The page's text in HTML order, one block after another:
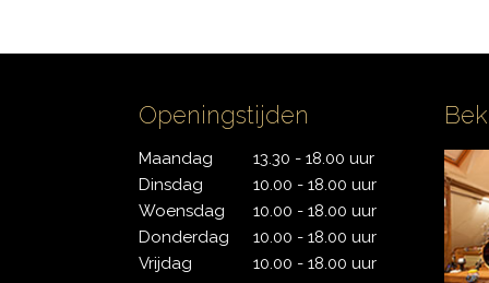
Sonor
Yamaha
Openingstijden
Maandag
Dinsdag
Woensdag
Donderdag
Vrijdag
13.30 - 18.00 uur
10.00 - 18.00 uur
10.00 - 18.00 uur
10.00 - 18.00 uur
10.00 - 18.00 uur